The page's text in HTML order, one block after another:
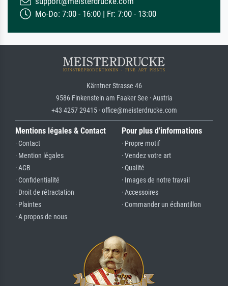
Mo-Do: 7:00 - 16:00 | Fr: 7:00 - 13:00
Kärntner Strasse 46
9586 Finkenstein am Faaker See · Austria
+43 4257 29415 · office@meisterdrucke.com
Mentions légales & Contact
· Contact
· Mention légales
· AGB
· Confidentialité
· Droit de rétractation
· Plaintes
· A propos de nous
Pour plus d'informations
· Propre motif
· Vendez votre art
· Qualité
· Images de notre travail
· Accessoires
· Commander un échantillon